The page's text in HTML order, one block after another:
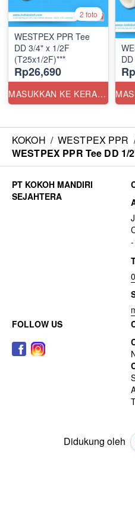
2 foto
WESTPEX PPR Tee
DD 3/4" x 1/2F
(T25x1/2F)***
Rp26,690
MASUKKAN KE KERANJANG
KOKOH / WESTPEX PPR
WESTPEX PPR Tee DD 1/
FOLLOW US
Didukung oleh